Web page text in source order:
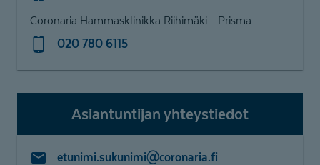
Coronaria Hammasklinikka Riihimäki - Prisma
020 780 6115
Asiantuntijan yhteystiedot
etunimi.sukunimi@coronaria.fi